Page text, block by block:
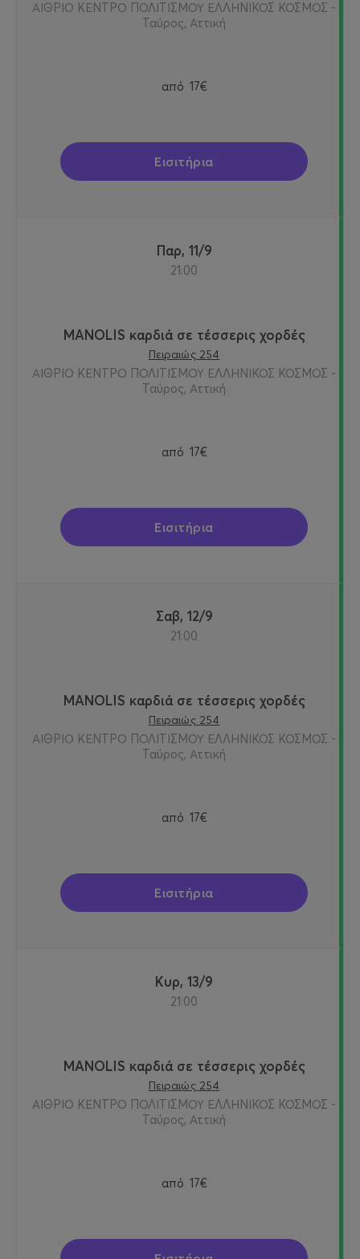
ΑΙΘΡΙΟ ΚΕΝΤΡΟ ΠΟΛΙΤΙΣΜΟΥ ΕΛΛΗΝΙΚΟΣ ΚΟΣΜΟΣ -
Ταύρος, Αττική
από 17€
Εισιτήρια
Παρ, 11/9
21:00
MANOLIS καρδιά σε τέσσερις χορδές
Πειραιώς 254
ΑΙΘΡΙΟ ΚΕΝΤΡΟ ΠΟΛΙΤΙΣΜΟΥ ΕΛΛΗΝΙΚΟΣ ΚΟΣΜΟΣ -
Ταύρος, Αττική
από 17€
Εισιτήρια
Σαβ, 12/9
21:00
MANOLIS καρδιά σε τέσσερις χορδές
Πειραιώς 254
ΑΙΘΡΙΟ ΚΕΝΤΡΟ ΠΟΛΙΤΙΣΜΟΥ ΕΛΛΗΝΙΚΟΣ ΚΟΣΜΟΣ -
Ταύρος, Αττική
από 17€
Εισιτήρια
Κυρ, 13/9
21:00
MANOLIS καρδιά σε τέσσερις χορδές
Πειραιώς 254
ΑΙΘΡΙΟ ΚΕΝΤΡΟ ΠΟΛΙΤΙΣΜΟΥ ΕΛΛΗΝΙΚΟΣ ΚΟΣΜΟΣ -
Ταύρος, Αττική
από 17€